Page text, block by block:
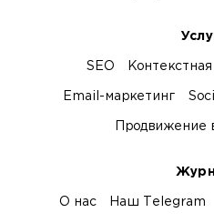
SEO
Email-маркетинг
Продвижение
О нас Наш Telegram